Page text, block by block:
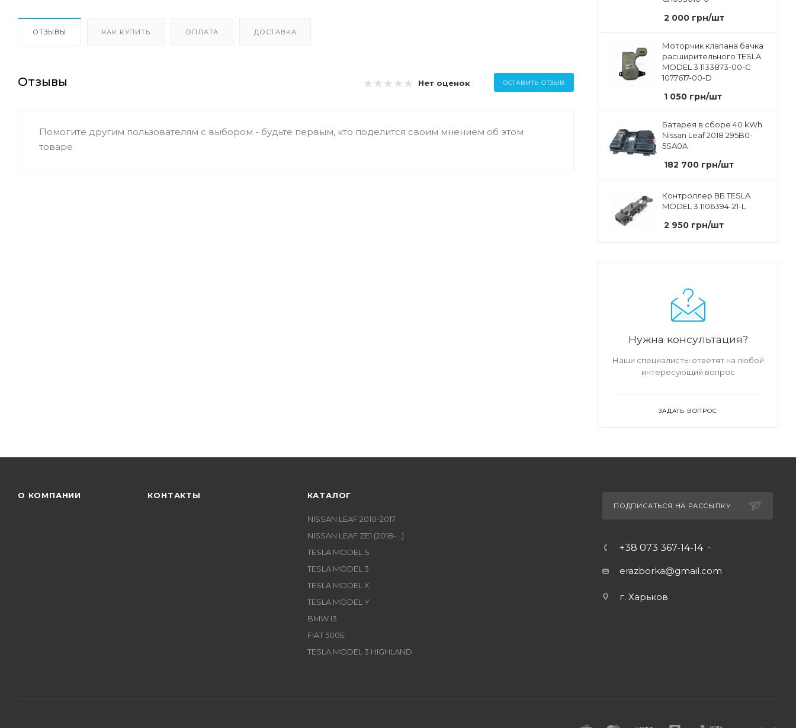
ОТЗЫВЫ КАК КУПИТЬ ОПЛАТА ДОСТАВКА
Отзывы Нет оценок ОСТАВИТЬ ОТЗЫВ
Помогите другим пользователям с выбором - будьте первым, кто поделится своим мнением об этом
товаре
2 000 грн/шт
Моторчик клапана бачка
расширительного TESLA
MODEL 3 1133873-00-C
1077617-00-D
1 050 грн/шт
Батарея в сборе 40 kWh
Nissan Leaf 2018 295B0-
5SA0A
182 700 грн/шт
Контроллер ВБ TESLA
MODEL 3 1106394-21-L
2 950 грн/шт
Нужна консультация?
Наши специалисты ответят на любой
интересующий вопрос
ЗАДАТЬ ВОПРОС
О КОМПАНИИ КОНТАКТЫ КАТАЛОГ
NISSAN LEAF 2010-2017
NISSAN LEAF ZE1 (2018-...)
TESLA MODEL S
TESLA MODEL 3
TESLA MODEL X
TESLA MODEL Y
BMW I3
FIAT 500E
TESLA MODEL 3 HIGHLAND
ПОДПИСАТЬСЯ НА РАССЫЛКУ
+38 073 367-14-14
erazborka@gmail.com
г. Харьков